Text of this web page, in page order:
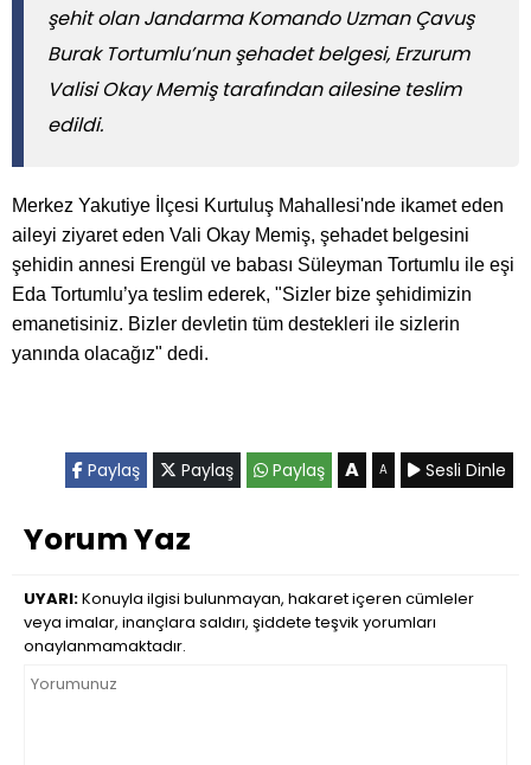
şehit olan Jandarma Komando Uzman Çavuş
Burak Tortumlu’nun şehadet belgesi, Erzurum
Valisi Okay Memiş tarafından ailesine teslim
edildi.
Merkez Yakutiye İlçesi Kurtuluş Mahallesi'nde ikamet eden
aileyi ziyaret eden Vali Okay Memiş, şehadet belgesini
şehidin annesi Erengül ve babası Süleyman Tortumlu ile eşi
Eda Tortumlu’ya teslim ederek, "Sizler bize şehidimizin
emanetisiniz. Bizler devletin tüm destekleri ile sizlerin
yanında olacağız" dedi.
Paylaş Paylaş Paylaş A A Sesli Dinle
Yorum Yaz
UYARI:Konuyla ilgisi bulunmayan, hakaret içeren cümleler
veya imalar, inançlara saldırı, şiddete teşvik yorumları
onaylanmamaktadır.